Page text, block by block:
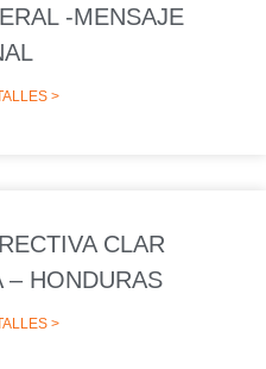
-MENSAJE
>
CLAR
– HONDURAS
>